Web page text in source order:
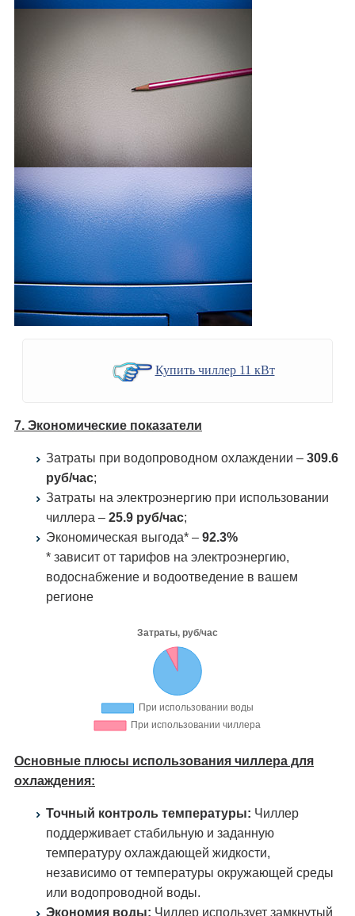
Купить чиллер 11 кВт
7. Экономические показатели
Затраты при водопроводном охлаждении – 309.6
руб/час;
Затраты на электроэнергию при использовании
чиллера – 25.9 руб/час;
Экономическая выгода* – 92.3%
* зависит от тарифов на электроэнергию,
водоснабжение и водоотведение в вашем
регионе
Основные плюсы использования чиллера для
охлаждения:
Точный контроль температуры: Чиллер
поддерживает стабильную и заданную
температуру охлаждающей жидкости,
независимо от температуры окружающей среды
или водопроводной воды.
Экономия воды: Чиллер использует замкнутый